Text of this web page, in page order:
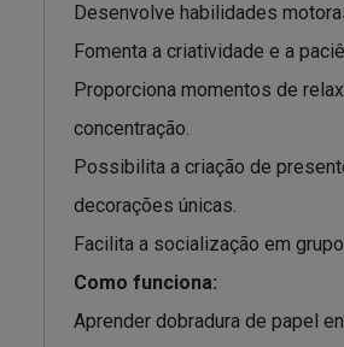
Desenvolve habilidades
Fomenta a criatividade e a
Proporciona momentos de
concentração.
Possibilita a criação de
decorações únicas.
Facilita a socialização em
Como funciona:
Aprender dobradura de papel